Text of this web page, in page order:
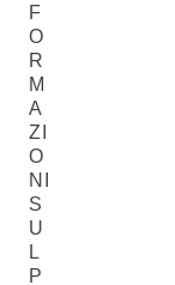
F
O
R
M
A
ZI
O
NI
S
U
L
P